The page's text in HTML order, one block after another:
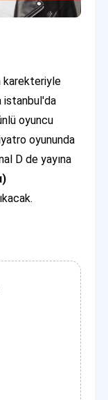
karekteriyle
istanbul'da
oyuncu
oyununda
D de yayına